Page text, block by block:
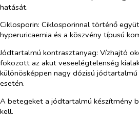
hatását.
Ciklosporin: Ciklosporinnal történő
hyperuricaemia és a köszvény típusú
Jódtartalmú kontrasztanyag: Vízhajtó
fokozott az akut veseelégtelenség
különösképpen nagy dózisú
esetén.
A betegeket a jódtartalmú készítmény
kell.